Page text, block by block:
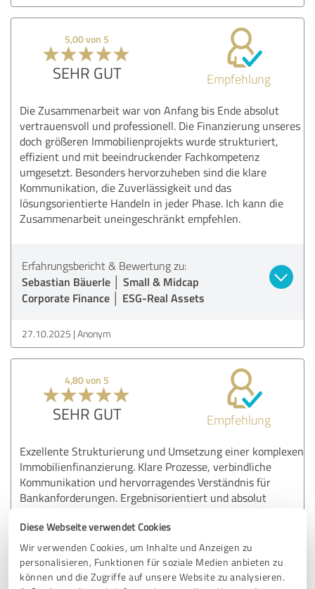
Diese Webseite verwendet Cookies
Wir verwenden Cookies, um Inhalte und Anzeigen zu
personalisieren, Funktionen für soziale Medien anbieten zu
können und die Zugriffe auf unsere Website zu analysieren.
5,00 von 5
SEHR GUT Empfehlung
Die Zusammenarbeit war von Anfang bis Ende absolut
vertrauensvoll und professionell. Die Finanzierung unseres
doch größeren Immobilienprojekts wurde strukturiert,
effizient und mit beeindruckender Fachkompetenz
umgesetzt. Besonders hervorzuheben sind die klare
Kommunikation, die Zuverlässigkeit und das
lösungsorientierte Handeln in jeder Phase. Ich kann die
Zusammenarbeit uneingeschränkt empfehlen.
Erfahrungsbericht & Bewertung zu:
Sebastian Bäuerle │ Small & Midcap
Corporate Finance │ ESG-Real Assets
27.10.2025 Anonym
4,80 von 5
SEHR GUT Empfehlung
Exzellente Strukturierung und Umsetzung einer komplexen
Immobilienfinanzierung. Klare Prozesse, verbindliche
Kommunikation und hervorragendes Verständnis für
Bankanforderungen. Ergebnisorientiert und absolut
Erfahrungsbericht & Bewertung zu:
Sebastian Bäuerle │ Small & Midcap